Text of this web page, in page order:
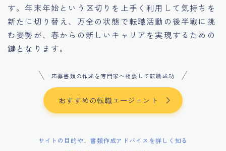
す。年末年始という区切りを上手く利用して気持ちを
新たに切り替え、万全の状態で転職活動の後半戦に挑
む姿勢が、春からの新しいキャリアを実現するための
鍵となります。
応募書類の作成を専門家へ相談して転職成功
おすすめの転職エージェント
サイトの目的や、書類作成アドバイスを詳しく知る